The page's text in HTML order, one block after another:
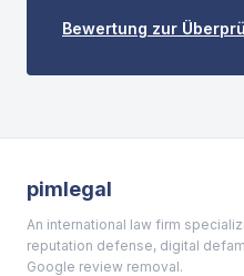
Bewertung zur
pimlegal
An international law firm
reputation defense, digital
Google review removal.